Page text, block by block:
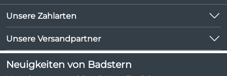
Kundeninformationen
Newsletter
Lieferbedingungen
Kundenlogin
Unsere Bestseller
Marken
Neu
Angebote
Unsere Zahlarten
Unsere Versandpartner
Neuigkeiten von Badstern